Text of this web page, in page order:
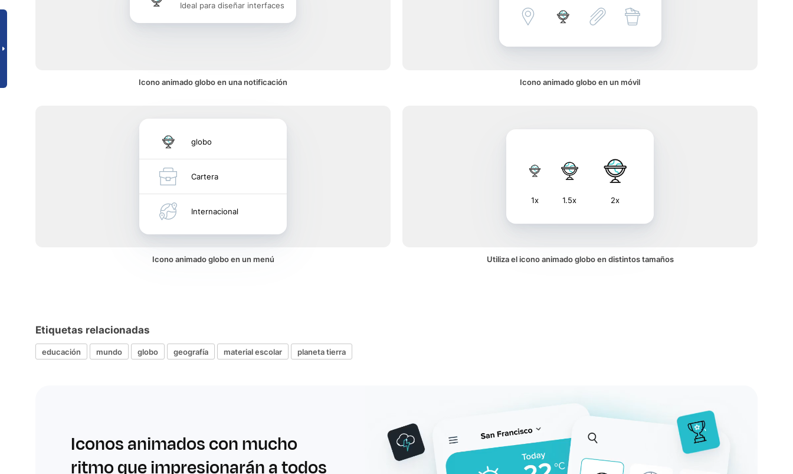
Ideal para diseñar interfaces
Icono animado globo en una notificación Icono animado globo en un móvil
globo
Cartera
Internacional
Icono animado globo en un menú
1x 1.5x 2x
Utiliza el icono animado globo en distintos tamaños
Etiquetas relacionadas
educación mundo globo geografía material escolar planeta tierra
Iconos animados con mucho
ritmo que impresionarán a todos